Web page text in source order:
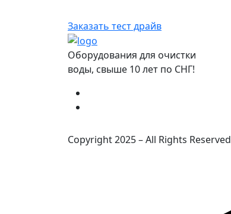
Заказать тест драйв
Оборудования для очистки
воды, свыше 10 лет по СНГ!
Copyright 2025 – All Rights Reserved